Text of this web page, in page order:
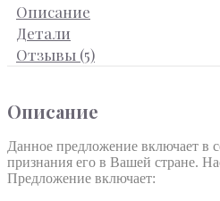
Описание
Детали
Отзывы (5)
Описание
Данное предложение включает в
признания его в Вашей стране.
Предложение включает: